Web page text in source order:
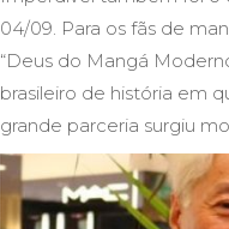
04/09. Para os fãs de
“Deus do Mangá
brasileiro de história em
grande parceria surgiu